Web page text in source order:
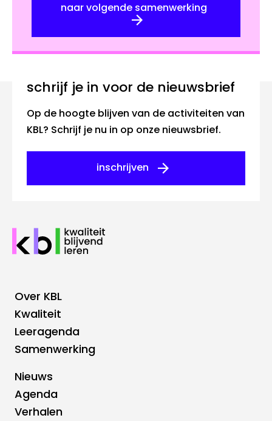
naar volgende samenwerking
Schrijf je in voor de nieuwsbrief
Op de hoogte blijven van de activiteiten van
KBL? Schrijf je nu in op onze nieuwsbrief.
inschrijven
Footer
Hoofdnavigatie
Over KBL
Kwaliteit
Leeragenda
Samenwerking
Footer
Top
Nieuws
Agenda
Verhalen